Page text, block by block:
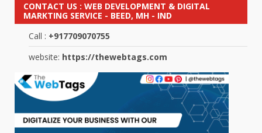
CONTACT US : WEB DEVELOPMENT & DIGITAL
MARKTING SERVICE - BEED, MH - IND
Call : +917709070755
website: https://thewebtags.com